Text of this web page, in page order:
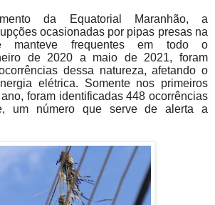
da Equatorial Maranhão, a
ocasionadas por pipas presas na
manteve frequentes em todo o
de 2020 a maio de 2021, foram
dessa natureza, afetando o
elétrica. Somente nos primeiros
foram identificadas 448 ocorrências
um número que serve de alerta a